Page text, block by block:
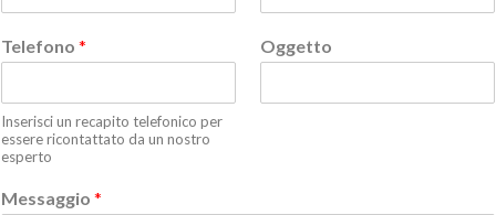
Telefono *
Inserisci un recapito telefonico per
essere ricontattato da un nostro
esperto
Oggetto
Messaggio *